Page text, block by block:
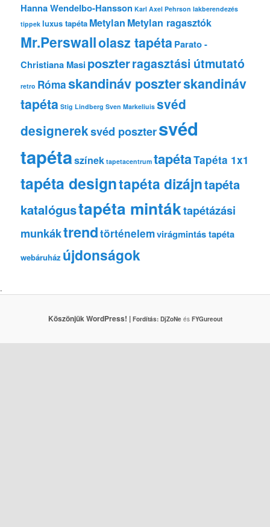
Hanna Wendelbo-Hansson Karl Axel Pehrson lakberendezés
tippek luxus tapéta Metylan Metylan ragasztók
Mr.Perswallolasz tapétaParato -
Christiana Masi poszterragasztási útmutató
retro Rómaskandináv poszterskandináv
tapéta Stig Lindberg Sven Markeliuis svéd
designereksvéd posztersvéd
tapétaszínek tapetacentrum tapétaTapéta 1x1
tapéta designtapéta dizájntapéta
katalógustapéta mintáktapétázási
munkáktrendtörténelemvirágmintás tapéta
webáruház újdonságok
.
Köszönjük WordPress! | Fordítás: DjZoNeés FYGureout